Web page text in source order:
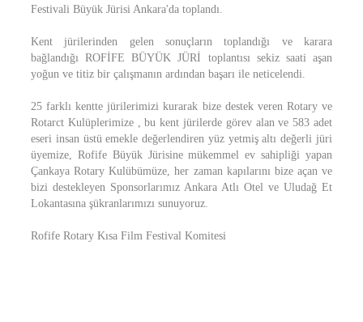
Festivali Büyük Jürisi Ankara'da toplandı.
Kent jürilerinden gelen sonuçların toplandığı ve karara
bağlandığı ROFİFE BÜYÜK JÜRİ toplantısı sekiz saati aşan
yoğun ve titiz bir çalışmanın ardından başarı ile neticelendi.
25 farklı kentte jürilerimizi kurarak bize destek veren Rotary ve
Rotarct Kulüplerimize , bu kent jürilerde görev alan ve 583 adet
eseri insan üstü emekle değerlendiren yüz yetmiş altı değerli jüri
üyemize, Rofife Büyük Jürisine mükemmel ev sahipliği yapan
Çankaya Rotary Kulübümüze, her zaman kapılarını bize açan ve
bizi destekleyen Sponsorlarımız Ankara Atlı Otel ve Uludağ Et
Lokantasına şükranlarımızı sunuyoruz.
Rofife Rotary Kısa Film Festival Komitesi